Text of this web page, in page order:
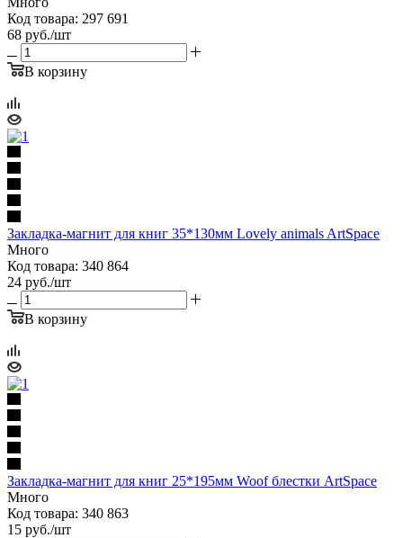
Код товара: 297 691
68 руб./шт
В корзину
Закладка-магнит для книг 35*130мм Lovely animals ArtSpace
Много
Код товара: 340 864
24 руб./шт
В корзину
Закладка-магнит для книг 25*195мм Woof блестки ArtSpace
Много
Код товара: 340 863
15 руб./шт